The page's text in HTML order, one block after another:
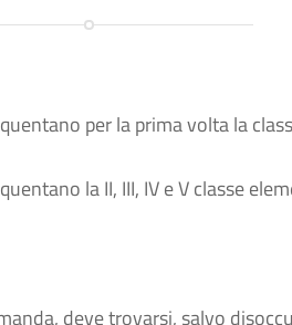
per la prima volta la
la II, III, IV e V classe
deve trovarsi, salvo